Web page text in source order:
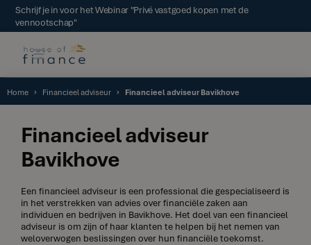
Schrijf je in voor het Webinar "Privé vastgoed kopen met de
vennootschap"
Home Financieel adviseur Financieel adviseur Bavikhove
Financieel adviseur
Bavikhove
Een financieel adviseur is een professional die gespecialiseerd is
in het verstrekken van advies over financiële zaken aan
individuen en bedrijven in Bavikhove. Het doel van een financieel
adviseur is om zijn of haar klanten te helpen bij het nemen van
weloverwogen beslissingen over hun financiële toekomst.